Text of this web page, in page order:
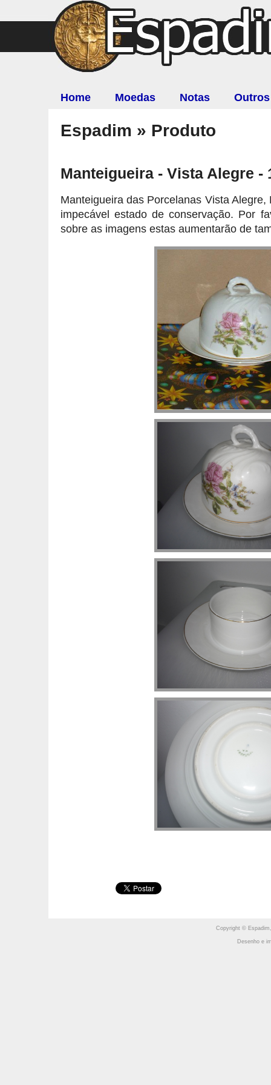
Home Moedas Notas Outros
Espadim » Produto
Manteigueira - Vista Alegre -
Manteigueira das Porcelanas Vista
impecável estado de conservação. Por
sobre as imagens estas aumentarão de
Copyright ©
Desenho e